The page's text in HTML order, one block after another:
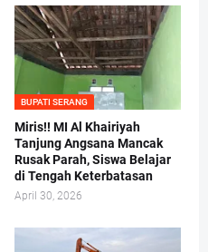
BUPATI SERANG
Miris!! MI Al Khairiyah
Tanjung Angsana Mancak
Rusak Parah, Siswa Belajar
di Tengah Keterbatasan
April 30, 2026